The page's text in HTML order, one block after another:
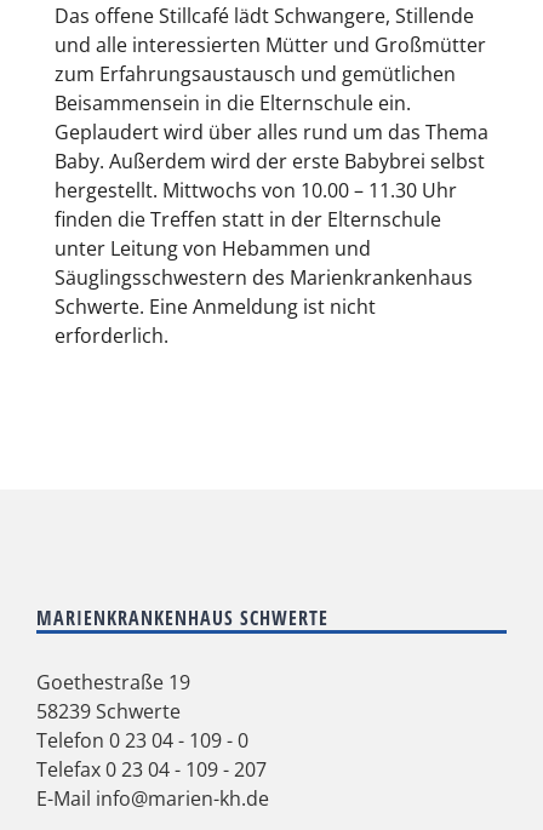
Das offene Stillcafé lädt Schwangere, Stillende
und alle interessierten Mütter und Großmütter
zum Erfahrungsaustausch und gemütlichen
Beisammensein in die Elternschule ein.
Geplaudert wird über alles rund um das Thema
Baby. Außerdem wird der erste Babybrei selbst
hergestellt. Mittwochs von 10.00 – 11.30 Uhr
finden die Treffen statt in der Elternschule
unter Leitung von Hebammen und
Säuglingsschwestern des Marienkrankenhaus
Schwerte. Eine Anmeldung ist nicht
erforderlich.
MARIENKRANKENHAUS SCHWERTE
Goethestraße 19
58239 Schwerte
Telefon 0 23 04 - 109 - 0
Telefax 0 23 04 - 109 - 207
E-Mail info@marien-kh.de